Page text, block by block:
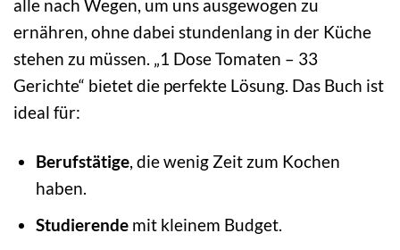
alle nach Wegen, um uns ausgewogen zu
ernähren, ohne dabei stundenlang in der Küche
stehen zu müssen. „1 Dose Tomaten – 33
Gerichte“ bietet die perfekte Lösung. Das Buch ist
ideal für:
Berufstätige, die wenig Zeit zum Kochen
haben.
Studierendemit kleinem Budget.